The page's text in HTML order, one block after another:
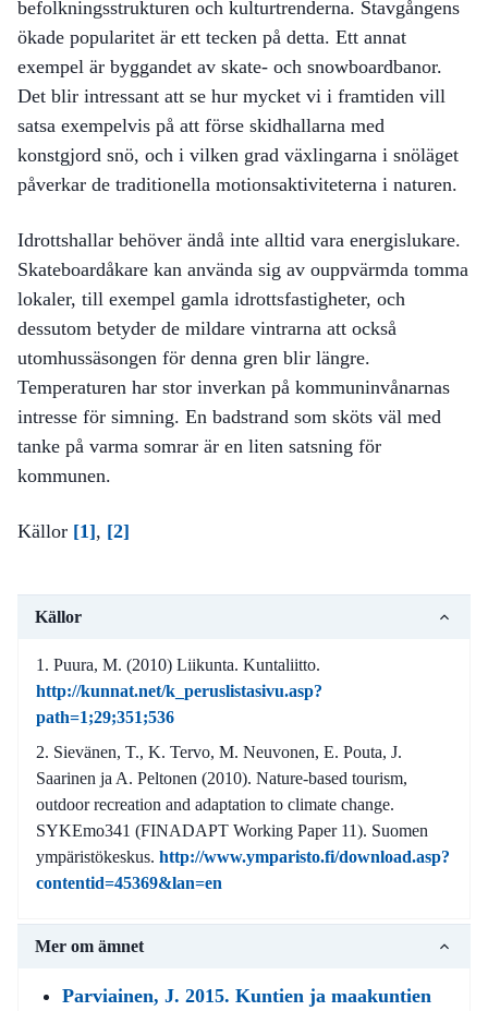
befolkningsstrukturen och kulturtrenderna. Stavgångens
ökade popularitet är ett tecken på detta. Ett annat
exempel är byggandet av skate- och snowboardbanor.
Det blir intressant att se hur mycket vi i framtiden vill
satsa exempelvis på att förse skidhallarna med
konstgjord snö, och i vilken grad växlingarna i snöläget
påverkar de traditionella motionsaktiviteterna i naturen.
Idrottshallar behöver ändå inte alltid vara energislukare.
Skateboardåkare kan använda sig av ouppvärmda tomma
lokaler, till exempel gamla idrottsfastigheter, och
dessutom betyder de mildare vintrarna att också
utomhussäsongen för denna gren blir längre.
Temperaturen har stor inverkan på kommuninvånarnas
intresse för simning. En badstrand som sköts väl med
tanke på varma somrar är en liten satsning för
kommunen.
Källor [1], [2]
Källor
Puura, M. (2010) Liikunta. Kuntaliitto.
http://kunnat.net/k_peruslistasivu.asp?
path=1;29;351;536
Sievänen, T., K. Tervo, M. Neuvonen, E. Pouta, J.
Saarinen ja A. Peltonen (2010). Nature-based tourism,
outdoor recreation and adaptation to climate change.
SYKEmo341 (FINADAPT Working Paper 11). Suomen
ympäristökeskus. http://www.ymparisto.fi/download.asp?
contentid=45369&lan=en
Mer om ämnet
Parviainen, J. 2015. Kuntien ja maakuntien